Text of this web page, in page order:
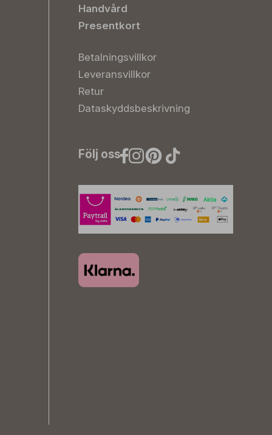
Handvård
Presentkort
Betalningsvillkor
Leveransvillkor
Retur
Dataskyddsbeskrivning
Följ oss